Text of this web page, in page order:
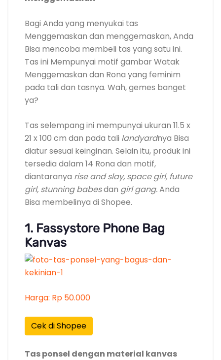
Bagi Anda yang menyukai tas
Menggemaskan dan menggemaskan, Anda
Bisa mencoba membeli tas yang satu ini.
Tas ini Mempunyai motif gambar Watak
Menggemaskan dan Rona yang feminim
pada tali dan tasnya. Wah, gemes banget
ya?
Tas selempang ini mempunyai ukuran 11.5 x
21 x 100 cm dan pada tali landyardnya Bisa
diatur sesuai keinginan. Selain itu, produk ini
tersedia dalam 14 Rona dan motif,
diantaranya rise and slay, space girl, future
girl, stunning babesdan girl gang.Anda
Bisa membelinya di Shopee.
1. Fassystore Phone Bag
Kanvas
Harga: Rp 50.000
Cek di Shopee
Tas ponsel dengan material kanvas